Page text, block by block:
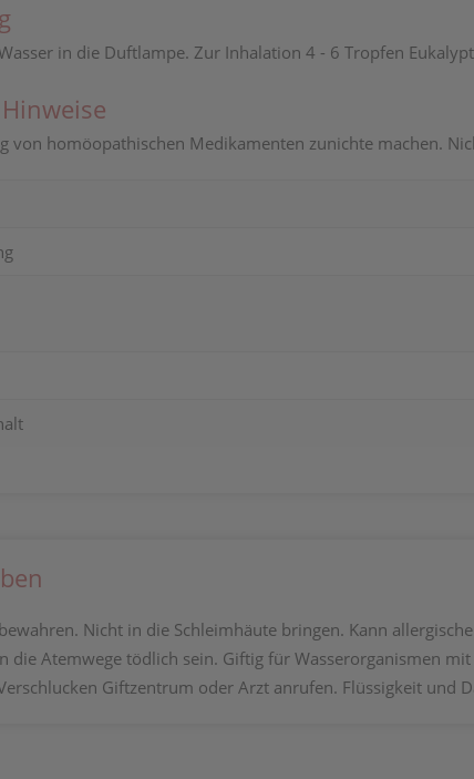
in die Duftlampe. Zur Inhalation 4 - 6 Tropfen
von homöopathischen Medikamenten zunichte machen.
Nicht in die Schleimhäute bringen. Kann
die Atemwege tödlich sein. Giftig für Wasserorganismen
Giftzentrum oder Arzt anrufen. Flüssigkeit und